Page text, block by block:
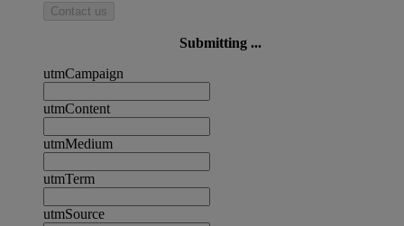
Contact us
Submitting ...
utmCampaign
utmContent
utmMedium
utmTerm
utmSource